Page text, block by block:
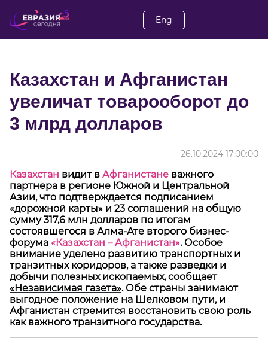
Eng
Казахстан и Афганистан
увеличат товарооборот до
3 млрд долларов
26.10.2024 17:00:00
Казахстан видит в Афганистане важного
партнера в регионе Южной и Центральной
Азии, что подтверждается подписанием
«дорожной карты» и 23 соглашений на общую
сумму 317,6 млн долларов по итогам
состоявшегося в Алма-Ате второго бизнес-
форума «Казахстан – Афганистан». Особое
внимание уделено развитию транспортных и
транзитных коридоров, а также разведки и
добычи полезных ископаемых, сообщает
«Независимая газета». Обе страны занимают
выгодное положение на Шелковом пути, и
Афганистан стремится восстановить свою роль
как важного транзитного государства.